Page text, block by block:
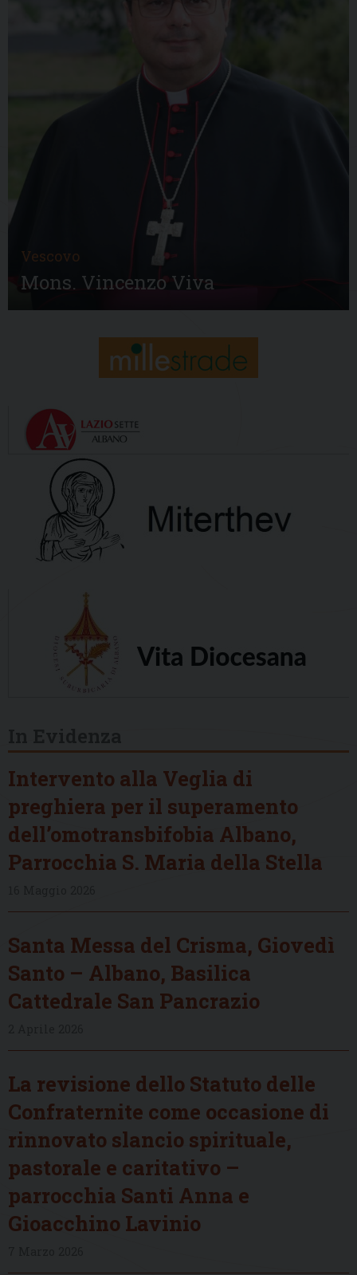
Vescovo
Mons. Vincenzo Viva
Intervento alla Veglia di
preghiera per il superamento
dell’omotransbifobia Albano,
Parrocchia S. Maria della Stella
Santa Messa del Crisma, Giovedì
Santo – Albano, Basilica
Cattedrale San Pancrazio
La revisione dello Statuto delle
Confraternite come occasione di
rinnovato slancio spirituale,
pastorale e caritativo –
parrocchia Santi Anna e
Gioacchino Lavinio